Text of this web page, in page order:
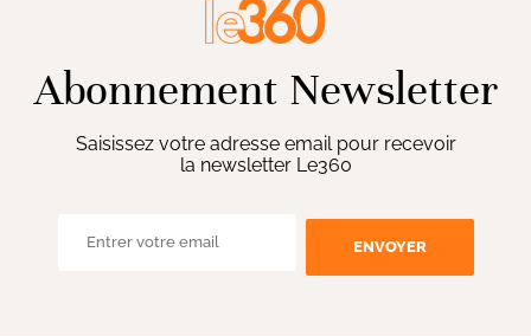
Abonnement Newsletter
Saisissez votre adresse email pour recevoir
la newsletter Le360
ENVOYER